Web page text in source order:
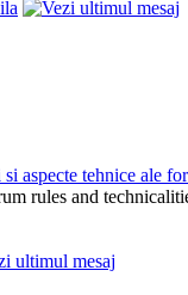
aspecte tehnice ale
rules and